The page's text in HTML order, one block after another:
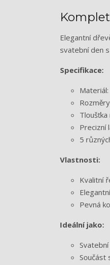
Elegantní
svatební den
Specifikace:
Precizní
5
Vlastnosti:
Kvalitní
Pevná
Ideální jako:
Součást